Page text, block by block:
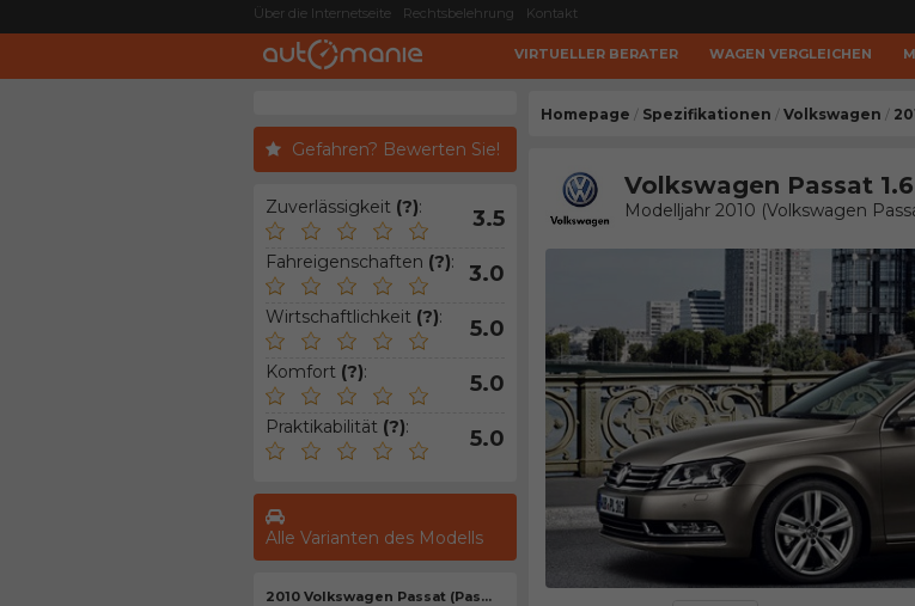
Über die Internetseite Rechtsbelehrung Kontakt
VIRTUELLER BERATER WAGEN VERGLEICHEN
Gefahren? Bewerten Sie!
Zuverlässigkeit (?): 3.5
Fahreigenschaften (?): 3.0
Wirtschaftlichkeit (?): 5.0
Komfort (?): 5.0
Praktikabilität (?): 5.0
Alle Varianten des Modells
2010 Volkswagen Passat (Pas...
Homepage / Spezifikationen / Volkswagen /
Volkswagen Passat 1.6
Modelljahr 2010 (Volkswagen